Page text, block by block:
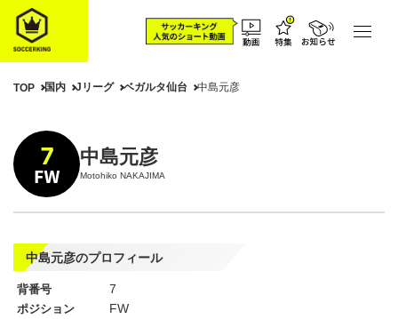
TOP 国内 Jリーグ ベガルタ仙台 中島元彦
7
FW
中島元彦
Motohiko NAKAJIMA
中島元彦のプロフィール
背番号 7
ポジション FW